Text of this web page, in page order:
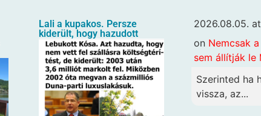
Lali a kupakos. Persze
kiderült, hogy hazudott
2026.08.05.
on Nemcsak
sem állítják le
Szerinted ha
vissza, az...